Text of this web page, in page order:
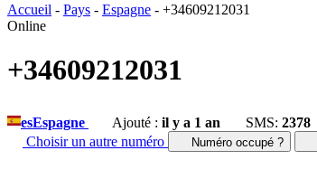
Accueil - Pays - Espagne - +34609212031
Online
+34609212031
esEspagne Ajouté : il y a 1 an SMS: 2378
Choisir un autre numéro
Numéro occupé ?